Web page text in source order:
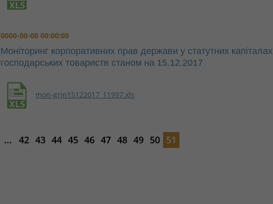
0000-00-00 00:00:00
Моніторинг корпоративних прав держави у статутних капіталах
господарських товариств станом на 15.12.2017
mon-grin15122017_11997.xls
... 42 43 44 45 46 47 48 49 50 51